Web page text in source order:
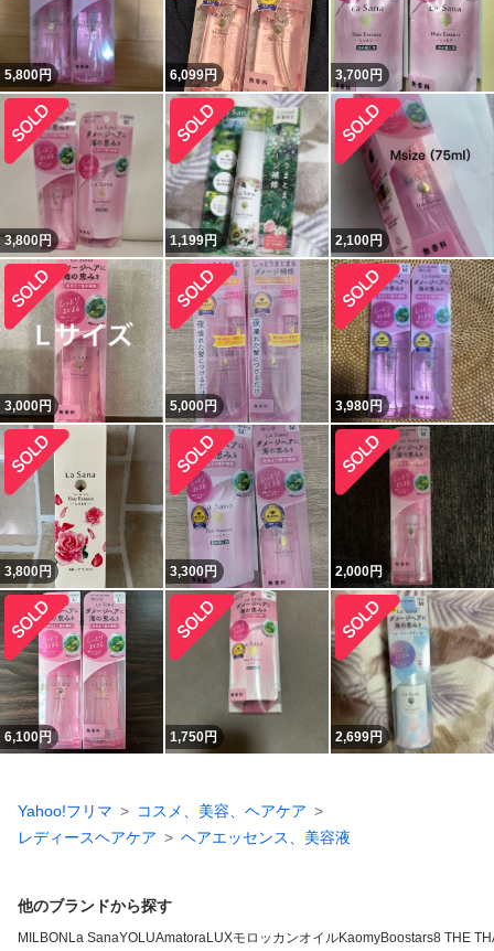
5,800円 6,099円 3,700円
3,800円 1,199円 2,100円
3,000円 5,000円 3,980円
3,800円 3,300円 2,000円
6,100円 1,750円 2,699円
Yahoo!フリマ
コスメ、美容、ヘアケア
レディースヘアケア
ヘアエッセンス、美容液
他のブランドから探す
MILBON La SanaYOLUAmatoraLUXモロッカンオイルKaomyBoostars8 THE